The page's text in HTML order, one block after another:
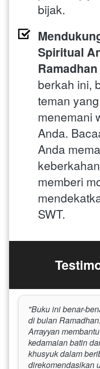
bijak.
Spiritual
Ramadhan
berkah ini,
teman
menemani
Anda.
Anda
memberi
SWT.
"Buku ini benar-
di bulan
Arrayyan
kedamaian batin
khusyuk dalam
direkomendasikan